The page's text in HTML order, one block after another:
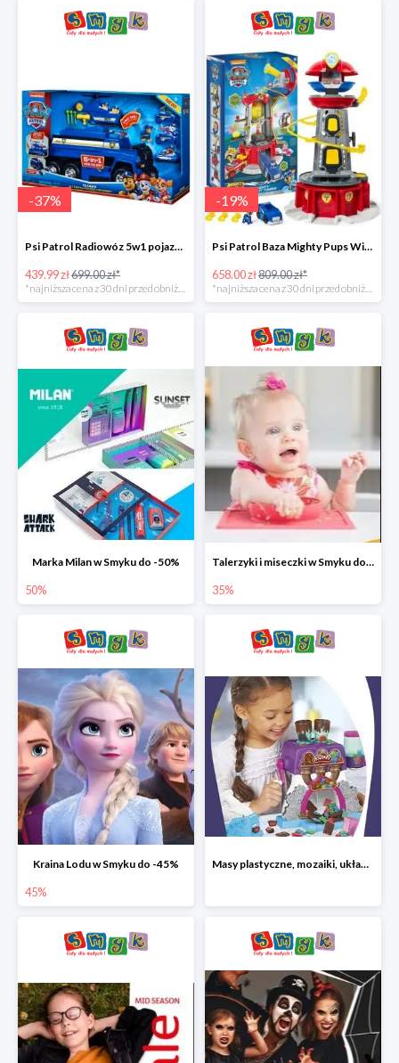
-37%
Psi Patrol Radiowóz 5w1 pojazd ratunkowy z figurką Chase'a -37%
439.99 zł699.00 zł*
-19%
Psi Patrol Baza Mighty Pups Wieża obserwacyjna+pojazd z figurką -19%
658.00 zł809.00 zł*
Marka Milan w Smyku do -50%
50%
Talerzyki i miseczki w Smyku do -35%
35%
Kraina Lodu w Smyku do -45%
45%
Masy plastyczne, mozaiki, układanki do -45%